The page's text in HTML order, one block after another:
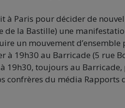
à Paris pour décider de
la Bastille) une
un mouvement d’ensemble
à 19h30 au Barricade (5 rue
19h30, toujours au
du média Rapports